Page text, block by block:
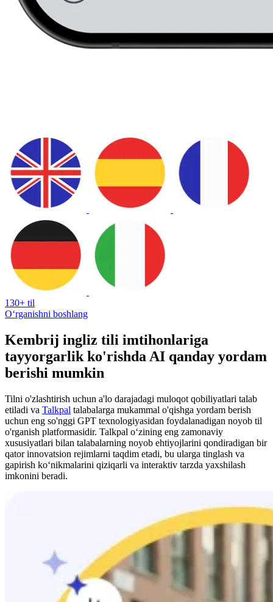
130+ til
Oʻrganishni boshlang
Kembrij ingliz tili imtihonlariga
tayyorgarlik ko'rishda AI qanday yordam
berishi mumkin
Tilni o'zlashtirish uchun a'lo darajadagi muloqot qobiliyatlari talab
etiladi va Talkpal talabalarga mukammal o'qishga yordam berish
uchun eng so'nggi GPT texnologiyasidan foydalanadigan noyob til
o'rganish platformasidir. Talkpal oʻzining eng zamonaviy
xususiyatlari bilan talabalarning noyob ehtiyojlarini qondiradigan bir
qator innovatsion rejimlarni taqdim etadi, bu ularga tinglash va
gapirish koʻnikmalarini qiziqarli va interaktiv tarzda yaxshilash
imkonini beradi.